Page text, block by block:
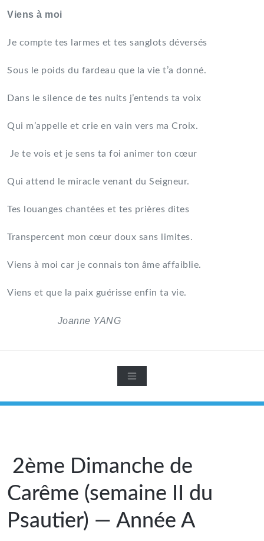
DES HMONG DE FRANCE
Viens à moi
Je compte tes larmes et tes sanglots déversés
Sous le poids du fardeau que la vie t’a donné.
Dans le silence de tes nuits j’entends ta voix
Qui m’appelle et crie en vain vers ma Croix.
Je te vois et je sens ta foi animer ton cœur
Qui attend le miracle venant du Seigneur.
Tes louanges chantées et tes prières dites
Transpercent mon cœur doux sans limites.
Viens à moi car je connais ton âme affaiblie.
Viens et que la paix guérisse enfin ta vie.
Joanne YANG
2ème Dimanche de
Carême (semaine II du
Psautier) — Année A